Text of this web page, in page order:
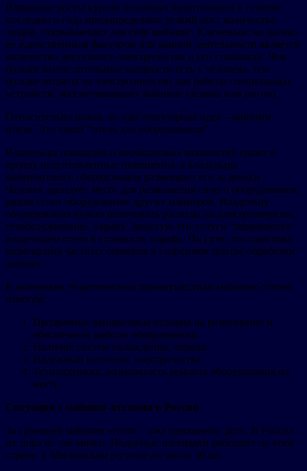
Взрывные росты курсов основных криптовалют в течение
последнего года предопределяют резкий рост количества
людей, открывающих для себя майнинг. Ключевым, но далеко
не единственным фактором для данной деятельности является
количество доступного электричества и его стоимость. Чем
больше вычислительные мощности есть у человека, тем
больше затраты на электроэнергию для работы специальных
устройств, обеспечивающих майнинг (асиков или ригов).
Относительно новая, но уже популярная идея – майнинг-
отели. Это такой “отель для оборудования”.
Владельцы площадей и необходимых мощностей сдают в
аренду подготовленные помещения, а владельцы
майнингового оборудования размещают его за деньги.
Человек арендует место для размещения своего оборудования,
рядом стоит оборудование других майнеров. Владельцу
оборудования нужно оплачивать расходы на электроэнергию,
техобслуживание, охрану. Зачастую эти услуги “зашиваются”
владельцем отеля в стоимость тарифа. По сути, это практика
размещения частных серверов в стороннем центре обработки
данных.
К основным теоретическим преимуществам майнинг-отелей
отнесем:
Прозрачные финансовые условия на размещение и
обеспечение работы оборудования.
Наличие систем охлаждения, охрана.
Надежный источник электричества.
Техподдержка, возможность ремонта оборудования на
месте.
Ситуация с майнинг-отелями в России
За границей майнинг-отели – уже привычное дело. В России
их пока не так много. Подобные площадки работают по всей
стране, в Московском регионе их около 30 шт.